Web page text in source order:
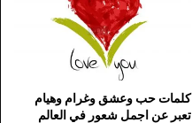
كلمات حب وعشق وغرام وهيام
تعبر عن اجمل شعور في العالم